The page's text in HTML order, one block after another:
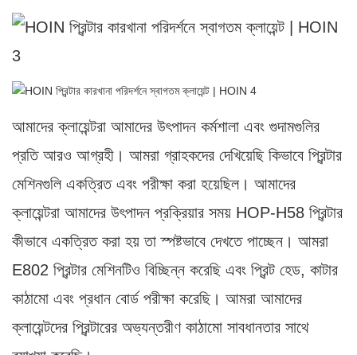
আমাদের ক্লায়েন্টরা আমাদের উৎপাদন কর্মশালা এবং গুদামগুলির
প্রতি আরও আগ্রহী। আমরা গ্রাহকদের দেখিয়েছি কিভাবে প্রিন্টার
মেশিনগুলি একত্রিত এবং পরীক্ষা করা হয়েছিল। আমাদের
ক্লায়েন্টরা আমাদের উৎপাদন প্রক্রিয়ার সময় HOP-H58 প্রিন্টার
কীভাবে একত্রিত করা হয় তা স্পষ্টভাবে দেখতে পাচ্ছেন। আমরা
E802 প্রিন্টার মেশিনটিও বিচ্ছিন্ন করেছি এবং প্রিন্ট হেড, কাটার
কাঠামো এবং প্রধান বোর্ড পরীক্ষা করেছি। আমরা আমাদের
ক্লায়েন্টদের প্রিন্টারের অভ্যন্তরীণ কাঠামো সাবধানতার সাথে